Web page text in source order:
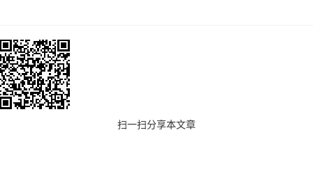
扫一扫分享本文章